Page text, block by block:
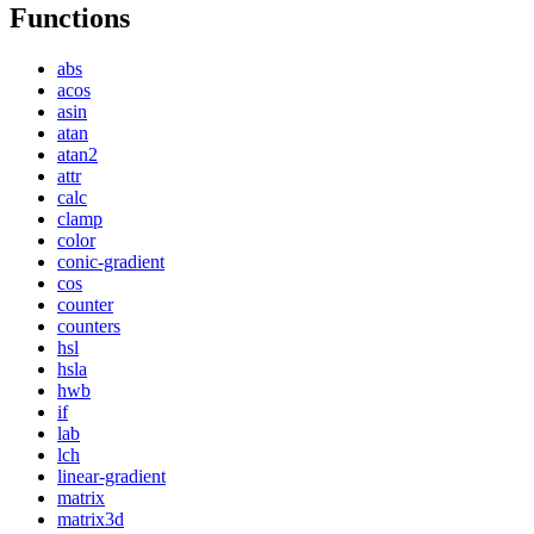
Functions
abs
acos
asin
atan
atan2
attr
calc
clamp
color
conic-gradient
cos
counter
counters
hsl
hsla
hwb
if
lab
lch
linear-gradient
matrix
matrix3d